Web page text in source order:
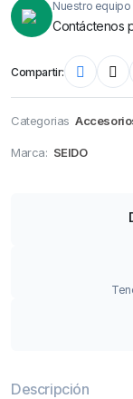
Nuestro
Contáctenos
Compartir:
Categorias
Marca: SEIDO
Descripción